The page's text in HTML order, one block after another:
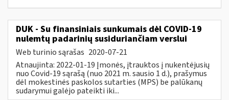
DUK - Su finansiniais sunkumais dėl COVID-19
nulemtų padarinių susiduriančiam verslui
Web turinio sąrašas 2020-07-21
Atnaujinta: 2022-01-19 Įmonės, įtrauktos į nukentėjusių
nuo Covid-19 sąrašą (nuo 2021 m. sausio 1 d.), prašymus
dėl mokestinės paskolos sutarties (MPS) be palūkanų
sudarymui galėjo pateikti iki...